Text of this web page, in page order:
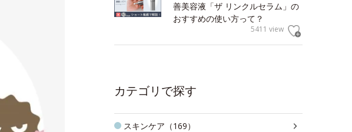
善美容液「ザ リンクルセラム」の
おすすめの使い方って？
5411 view
カテゴリで探す
スキンケア（169）